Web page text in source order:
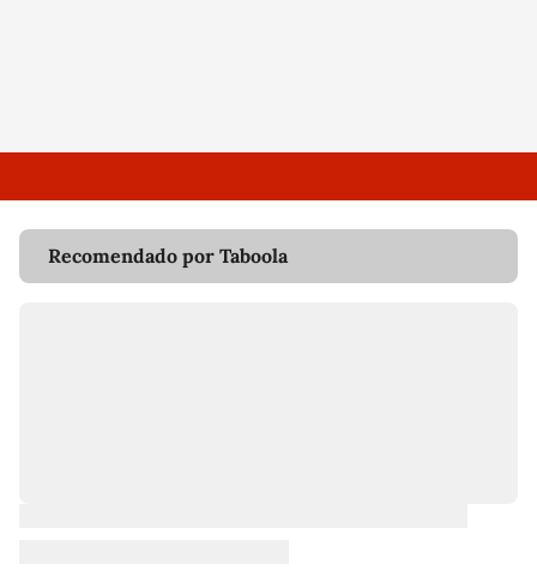
Recomendado por Taboola